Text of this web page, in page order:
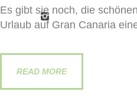
Es gibt sie noch, die
Urlaub auf Gran Canaria
READ MORE